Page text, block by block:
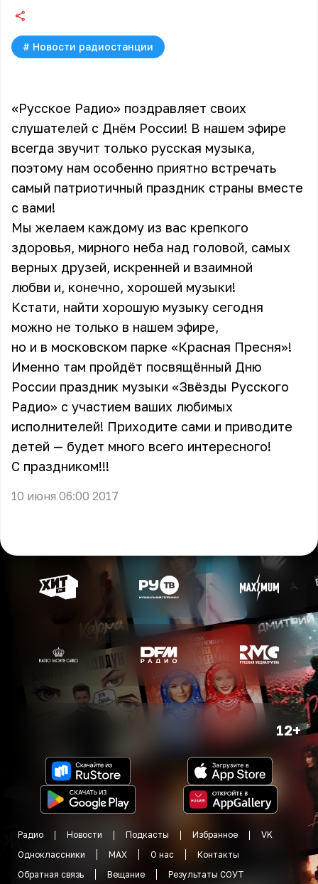
# Новости радиостанции
«Русское Радио» поздравляет своих
слушателей с Днём России! В нашем эфире
всегда звучит только русская музыка,
поэтому нам особенно приятно встречать
самый патриотичный праздник страны вместе
с вами!
Мы желаем каждому из вас крепкого
здоровья, мирного неба над головой, самых
верных друзей, искренней и взаимной
любви и, конечно, хорошей музыки!
Кстати, найти хорошую музыку сегодня
можно не только в нашем эфире,
но и в московском парке «Красная Пресня»!
Именно там пройдёт посвящённый Дню
России праздник музыки «Звёзды Русского
Радио» с участием ваших любимых
исполнителей! Приходите сами и приводите
детей — будет много всего интересного!
С праздником!!!
10 июня 06:00 2017
12+
Радио Новости Подкасты Избранное
VK
Одноклассники
MAX О нас
Контакты
Обратная связь
Вещание Результаты СОУТ